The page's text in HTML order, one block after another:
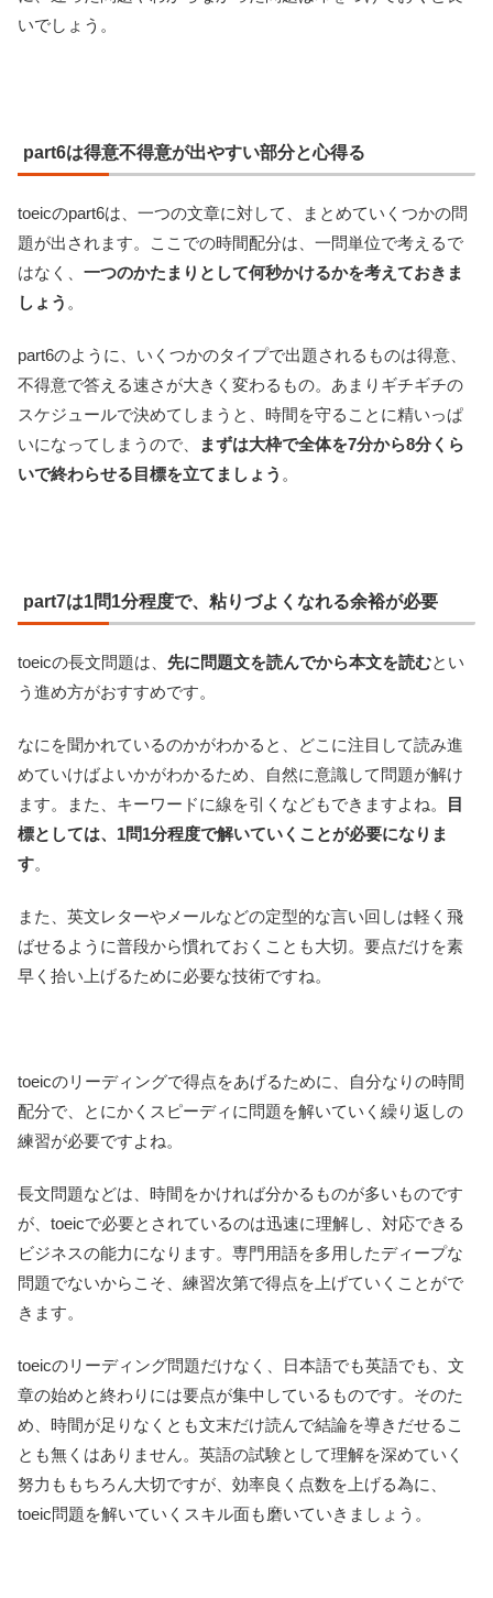
いでしょう。
part6は得意不得意が出やすい部分と心得る
toeicのpart6は、一つの文章に対して、まとめていくつかの問
題が出されます。ここでの時間配分は、一問単位で考えるで
はなく、 一つのかたまりとして何秒かけるかを考えておきま
しょう 。
part6のように、いくつかのタイプで出題されるものは得意、
不得意で答える速さが大きく変わるもの。あまりギチギチの
スケジュールで決めてしまうと、時間を守ることに精いっぱ
いになってしまうので、
まずは大枠で全体を7分から8分くら
いで終わらせる目標を立てましょう 。
part7は1問1分程度で、粘りづよくなれる余裕が必要
toeicの長文問題は、 先に問題文を読んでから本文を読むとい
う進め方がおすすめです。
なにを聞かれているのかがわかると、どこに注目して読み進
めていけばよいかがわかるため、自然に意識して問題が解け
ます。また、キーワードに線を引くなどもできますよね。
目
標としては、1問1分程度で解いていくことが必要になりま
す。
また、英文レターやメールなどの定型的な言い回しは軽く飛
ばせるように普段から慣れておくことも大切。要点だけを素
早く拾い上げるために必要な技術ですね。
toeicのリーディングで得点をあげるために、自分なりの時間
配分で、とにかくスピーディに問題を解いていく繰り返しの
練習が必要ですよね。
長文問題などは、時間をかければ分かるものが多いものです
が、toeicで必要とされているのは迅速に理解し、対応できる
ビジネスの能力になります。専門用語を多用したディープな
問題でないからこそ、練習次第で得点を上げていくことがで
きます。
toeicのリーディング問題だけなく、日本語でも英語でも、文
章の始めと終わりには要点が集中しているものです。そのた
め、時間が足りなくとも文末だけ読んで結論を導きだせるこ
とも無くはありません。英語の試験として理解を深めていく
努力ももちろん大切ですが、効率良く点数を上げる為に、
toeic問題を解いていくスキル面も磨いていきましょう。